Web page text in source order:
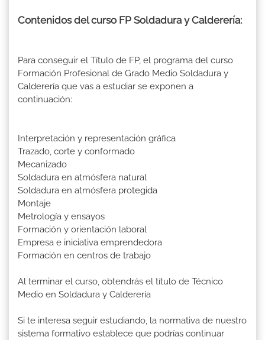
Contenidos del curso FP Soldadura y Calderería:
Para conseguir el Título de FP, el programa del curso
Formación Profesional de Grado Medio Soldadura y
Calderería que vas a estudiar se exponen a
continuación:
Interpretación y representación gráfica
Trazado, corte y conformado
Mecanizado
Soldadura en atmósfera natural
Soldadura en atmósfera protegida
Montaje
Metrología y ensayos
Formación y orientación laboral
Empresa e iniciativa emprendedora
Formación en centros de trabajo
Al terminar el curso, obtendrás el título de Técnico
Medio en Soldadura y Calderería
Si te interesa seguir estudiando, la normativa de nuestro
sistema formativo establece que podrías continuar